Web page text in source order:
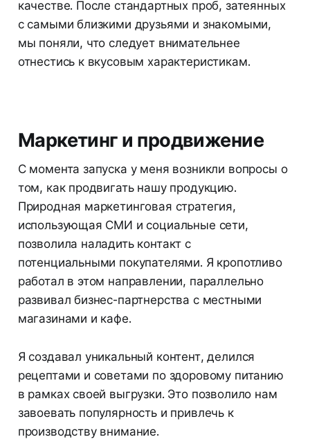
качестве. После стандартных проб, затеянных
с самыми близкими друзьями и знакомыми,
мы поняли, что следует внимательнее
отнестись к вкусовым характеристикам.
Маркетинг и продвижение
С момента запуска у меня возникли вопросы о
том, как продвигать нашу продукцию.
Природная маркетинговая стратегия,
использующая СМИ и социальные сети,
позволила наладить контакт с
потенциальными покупателями. Я кропотливо
работал в этом направлении, параллельно
развивал бизнес-партнерства с местными
магазинами и кафе.
Я создавал уникальный контент, делился
рецептами и советами по здоровому питанию
в рамках своей выгрузки. Это позволило нам
завоевать популярность и привлечь к
производству внимание.